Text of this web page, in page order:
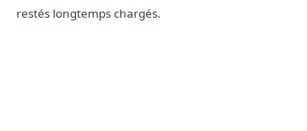
restés longtemps chargés.